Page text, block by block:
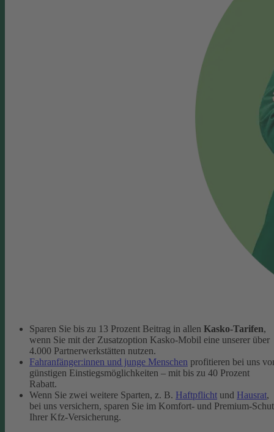
Sparen Sie bis zu 13 Prozent Beitrag in allen Kasko-Tarifen,
wenn Sie mit der Zusatzoption Kasko-Mobil eine unserer über
4.000 Partnerwerkstätten nutzen.
Fahranfänger:innen und junge Menschen profitieren bei uns
günstigen Einstiegsmöglichkeiten – mit bis zu 40 Prozent
Rabatt.
Wenn Sie zwei weitere Sparten, z. B. Haftpflicht und Hausrat,
bei uns versichern, sparen Sie im Komfort- und Premium-
Ihrer Kfz-Versicherung.